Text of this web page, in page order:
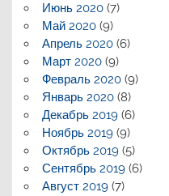
Июнь 2020(7)
Май 2020(9)
Апрель 2020(6)
Март 2020(9)
Февраль 2020(9)
Январь 2020(8)
Декабрь 2019(6)
Ноябрь 2019(9)
Октябрь 2019(5)
Сентябрь 2019(6)
Август 2019(7)